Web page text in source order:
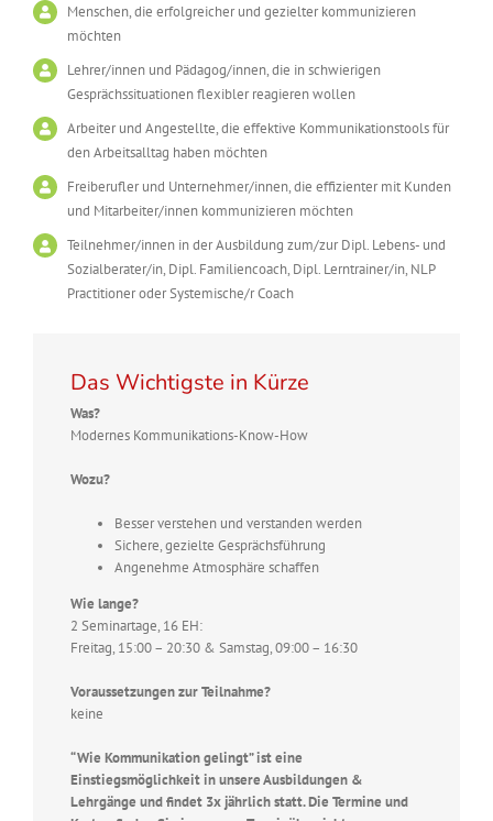
Menschen, die erfolgreicher und gezielter kommunizieren
möchten
Lehrer/innen und Pädagog/innen, die in schwierigen
Gesprächssituationen flexibler reagieren wollen
Arbeiter und Angestellte, die effektive Kommunikationstools für
den Arbeitsalltag haben möchten
Freiberufler und Unternehmer/innen, die effizienter mit Kunden
und Mitarbeiter/innen kommunizieren möchten
Teilnehmer/innen in der Ausbildung zum/zur Dipl. Lebens- und
Sozialberater/in, Dipl. Familiencoach, Dipl. Lerntrainer/in, NLP
Practitioner oder Systemische/r Coach
Das Wichtigste in Kürze
Was?
Modernes Kommunikations-Know-How
Wozu?
Besser verstehen und verstanden werden
Sichere, gezielte Gesprächsführung
Angenehme Atmosphäre schaffen
Wie lange?
2 Seminartage, 16 EH:
Freitag, 15:00 – 20:30 & Samstag, 09:00 – 16:30
Voraussetzungen zur Teilnahme?
keine
“Wie Kommunikation gelingt” ist eine
Einstiegsmöglichkeit in unsere Ausbildungen &
Lehrgänge und findet 3x jährlich statt. Die Termine und